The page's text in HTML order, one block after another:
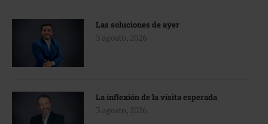
Las soluciones de ayer
3 agosto, 2026
La inflexión de la visita esperada
3 agosto, 2026